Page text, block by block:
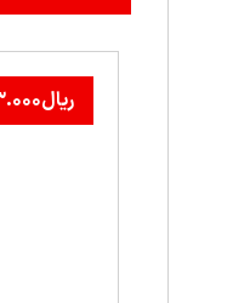
ریال